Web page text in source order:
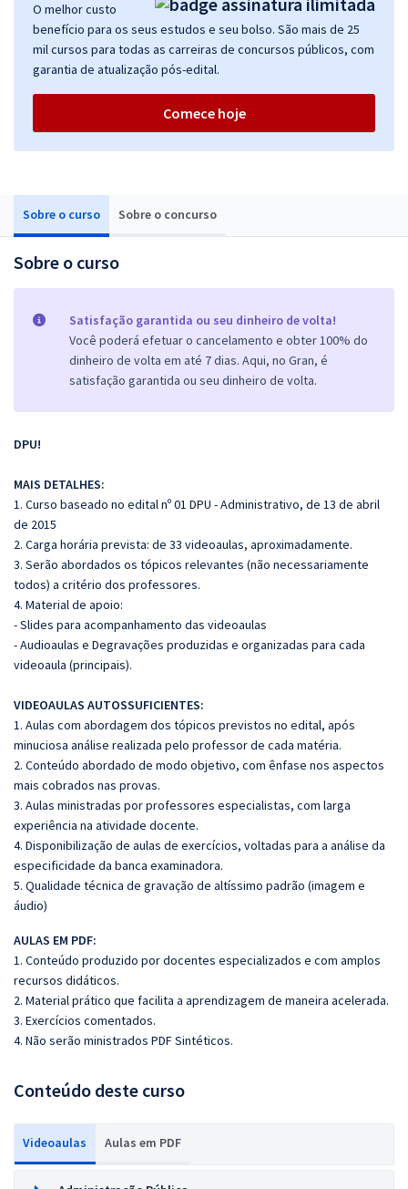
Sobre o curso Sobre o concurso
Sobre o curso
Satisfação garantida ou seu dinheiro de volta!
Você poderá efetuar o cancelamento e obter 100% do
dinheiro de volta em até 7 dias. Aqui, no Gran, é
satisfação garantida ou seu dinheiro de volta.
DPU!
MAIS DETALHES:
1. Curso baseado no edital nº 01 DPU - Administrativo, de 13 de abril
de 2015
2. Carga horária prevista: de 33 videoaulas, aproximadamente.
3. Serão abordados os tópicos relevantes (não necessariamente
todos) a critério dos professores.
4. Material de apoio:
- Slides para acompanhamento das videoaulas
- Audioaulas e Degravações produzidas e organizadas para cada
videoaula (principais).
VIDEOAULAS AUTOSSUFICIENTES:
1. Aulas com abordagem dos tópicos previstos no edital, após
minuciosa análise realizada pelo professor de cada matéria.
2. Conteúdo abordado de modo objetivo, com ênfase nos aspectos
mais cobrados nas provas.
3. Aulas ministradas por professores especialistas, com larga
experiência na atividade docente.
4. Disponibilização de aulas de exercícios, voltadas para a análise da
especificidade da banca examinadora.
5. Qualidade técnica de gravação de altíssimo padrão (imagem e
áudio)
AULAS EM PDF:
1. Conteúdo produzido por docentes especializados e com amplos
recursos didáticos.
2. Material prático que facilita a aprendizagem de maneira acelerada.
3. Exercícios comentados.
4. Não serão ministrados PDF Sintéticos.
Conteúdo deste curso
Videoaulas Aulas em PDF
O melhor custo
benefício para os seus estudos e seu bolso. São mais de 25
mil cursos para todas as carreiras de concursos públicos, com
garantia de atualização pós-edital.
Comece hoje